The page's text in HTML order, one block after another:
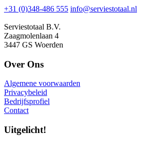
+31 (0)348-486 555 info@serviestotaal.nl
Serviestotaal B.V.
Zaagmolenlaan 4
3447 GS Woerden
Over Ons
Algemene voorwaarden
Privacybeleid
Bedrijfsprofiel
Contact
Uitgelicht!